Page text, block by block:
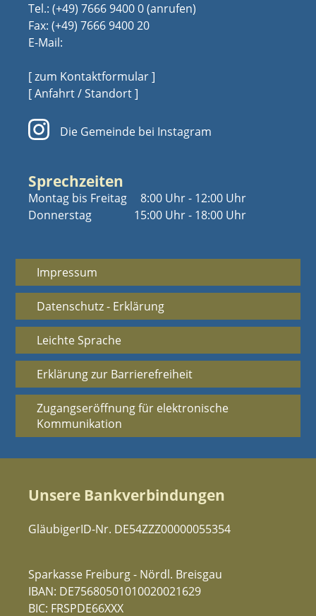
Tel.: (+49) 7666 9400 0
Fax: (+49) 7666 9400 20
E-Mail:
[ zum Kontaktformular ]
[ Anfahrt / Standort ]
Die Gemeinde bei Instagram
Sprechzeiten
Montag bis Freitag
Donnerstag
8:00 Uhr - 12:00 Uhr
15:00 Uhr - 18:00 Uhr
Impressum
Datenschutz - Erklärung
Leichte Sprache
Erklärung zur Barrierefreiheit
Zugangseröffnung für elektronische
Kommunikation
Unsere Bankverbindungen
GläubigerID-Nr. DE54ZZZ00000055354
Sparkasse Freiburg - Nördl. Breisgau
IBAN: DE75680501010020021629
BIC: FRSPDE66XXX